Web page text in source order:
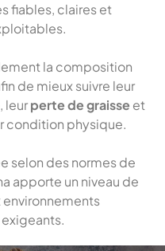
fiables, claires et
la composition
de mieux suivre leur
, leurperte de graisse et
condition physique.
selon des normes de
apporte un niveau de